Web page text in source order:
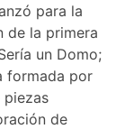
para la
de la primera
un Domo;
formada por
piezas
de